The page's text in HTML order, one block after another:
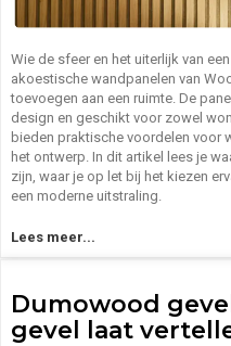
Wie de sfeer en het uiterlijk van
akoestische wandpanelen van
toevoegen aan een ruimte. De
design en geschikt voor zowel
bieden praktische voordelen voor
het ontwerp. In dit artikel lees je
zijn, waar je op let bij het kiezen
een moderne uitstraling.
Lees meer...
Dumowood
gevel laat